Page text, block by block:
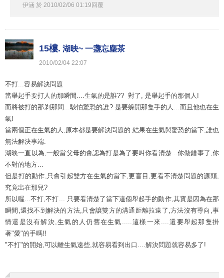
伊涵 於 2010/02/06 01:19 回覆
15樓. 湖映~ 一盞忘塵茶
2010/02/04 22:07
不打...容易解決問題
當舉起手要打人的那瞬間....生氣的是誰?? 對了, 是舉起手的那個人!
而將被打的那剎那間...駭怕驚恐的誰? 是要躲開那隻手的人...而且他也在生
氣!
當兩個正在生氣的人,原本都是要解決問題的.結果在生氣與驚恐的當下,誰也
無法解決事端.
湖映一直以為,一般當父母的會認為打是為了要叫你看清楚...你做錯事了,你
不對的地方...
但是打的動作,只會引起雙方在生氣的當下,更盲目,更看不清楚問題的源頭,
究竟出在那兒?
所以喔...不打,不打... 只要看清楚了當下這個舉起手的動作,其實是因為在那
瞬間,還找不到解決的方法,只會讓雙方的溝通距離拉遠了,方法沒有導向,事
情還是沒有解決,生氣的人仍舊在生氣.....這樣一來....還要舉起那隻掛
著"愛"的手嗎!!
"不打"的開始,可以離生氣遠些,就容易看到出口....解決問題就容易多了!